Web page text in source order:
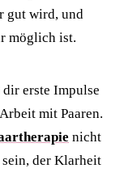
gut wird, und
möglich ist.
erste Impulse
mit Paaren.
nicht
sein, der Klarheit